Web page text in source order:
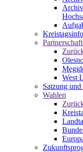
West
Satzung
Wahlen